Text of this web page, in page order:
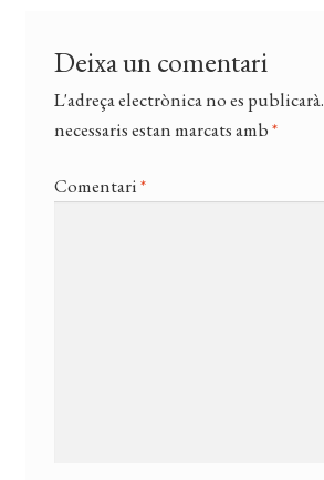
Deixa un comentari
L'adreça electrònica no es publicarà.
necessaris estan marcats amb*
Comentari*